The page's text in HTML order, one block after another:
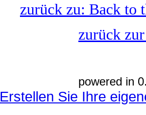
zurück zu: Back to
zurück
powered in
Erstellen Sie Ihre